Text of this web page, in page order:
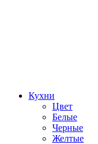
Кухни
Цвет
Белые
Черные
Желтые